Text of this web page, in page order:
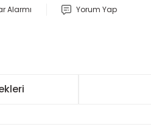
Alarmı Yorum Yap